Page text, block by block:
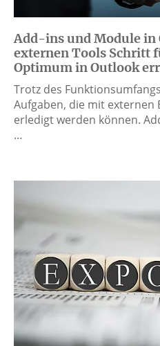
Add-ins und Module
externen Tools Schritt
Optimum in Outlook
Trotz des
Aufgaben, die mit externen
erledigt werden können.
…